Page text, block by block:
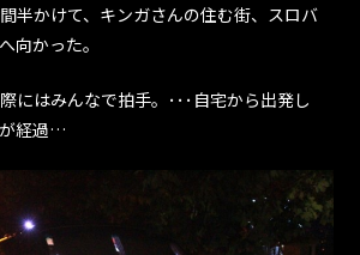
半かけて、キンガさんの住む街、スロバ
向かった。
にはみんなで拍手。･･･自宅から出発し
経過…